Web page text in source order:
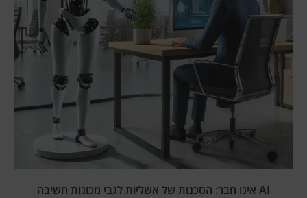
AI אינו חבר: הסכנות של אשליות לגבי מכונות חשיבה